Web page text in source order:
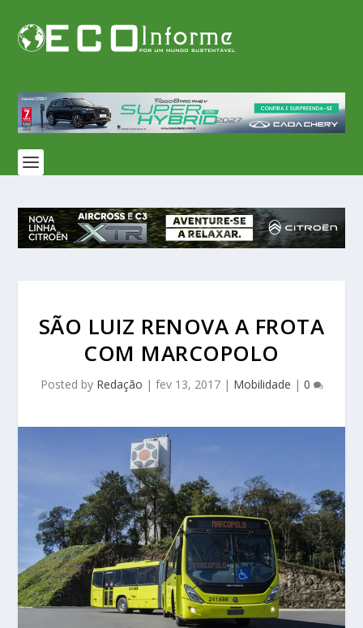
SÃO LUIZ RENOVA A FROTA
COM MARCOPOLO
Posted by Redação | fev 13, 2017| Mobilidade | 0